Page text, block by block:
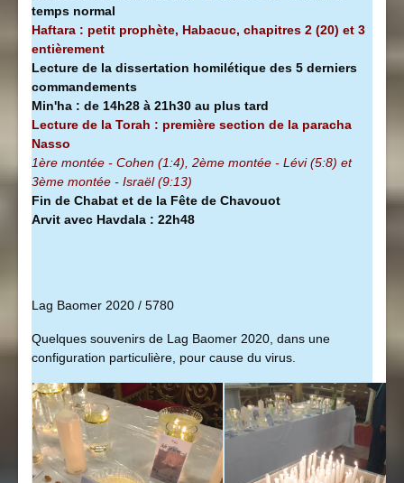
temps normal
Haftara : petit prophète, Habacuc, chapitres 2 (20) et 3
entièrement
Lecture de la dissertation homilétique des 5 derniers
commandements
Min'ha : de 14h28 à 21h30 au plus tard
Lecture de la Torah : première section de la paracha
Nasso
1ère montée - Cohen (1:4), 2ème montée - Lévi (5:8) et
3ème montée - Israël (9:13)
Fin de Chabat et de la Fête de Chavouot
Arvit avec Havdala : 22h48
Lag Baomer 2020 / 5780
Quelques souvenirs de Lag Baomer 2020, dans une
configuration particulière, pour cause du virus.